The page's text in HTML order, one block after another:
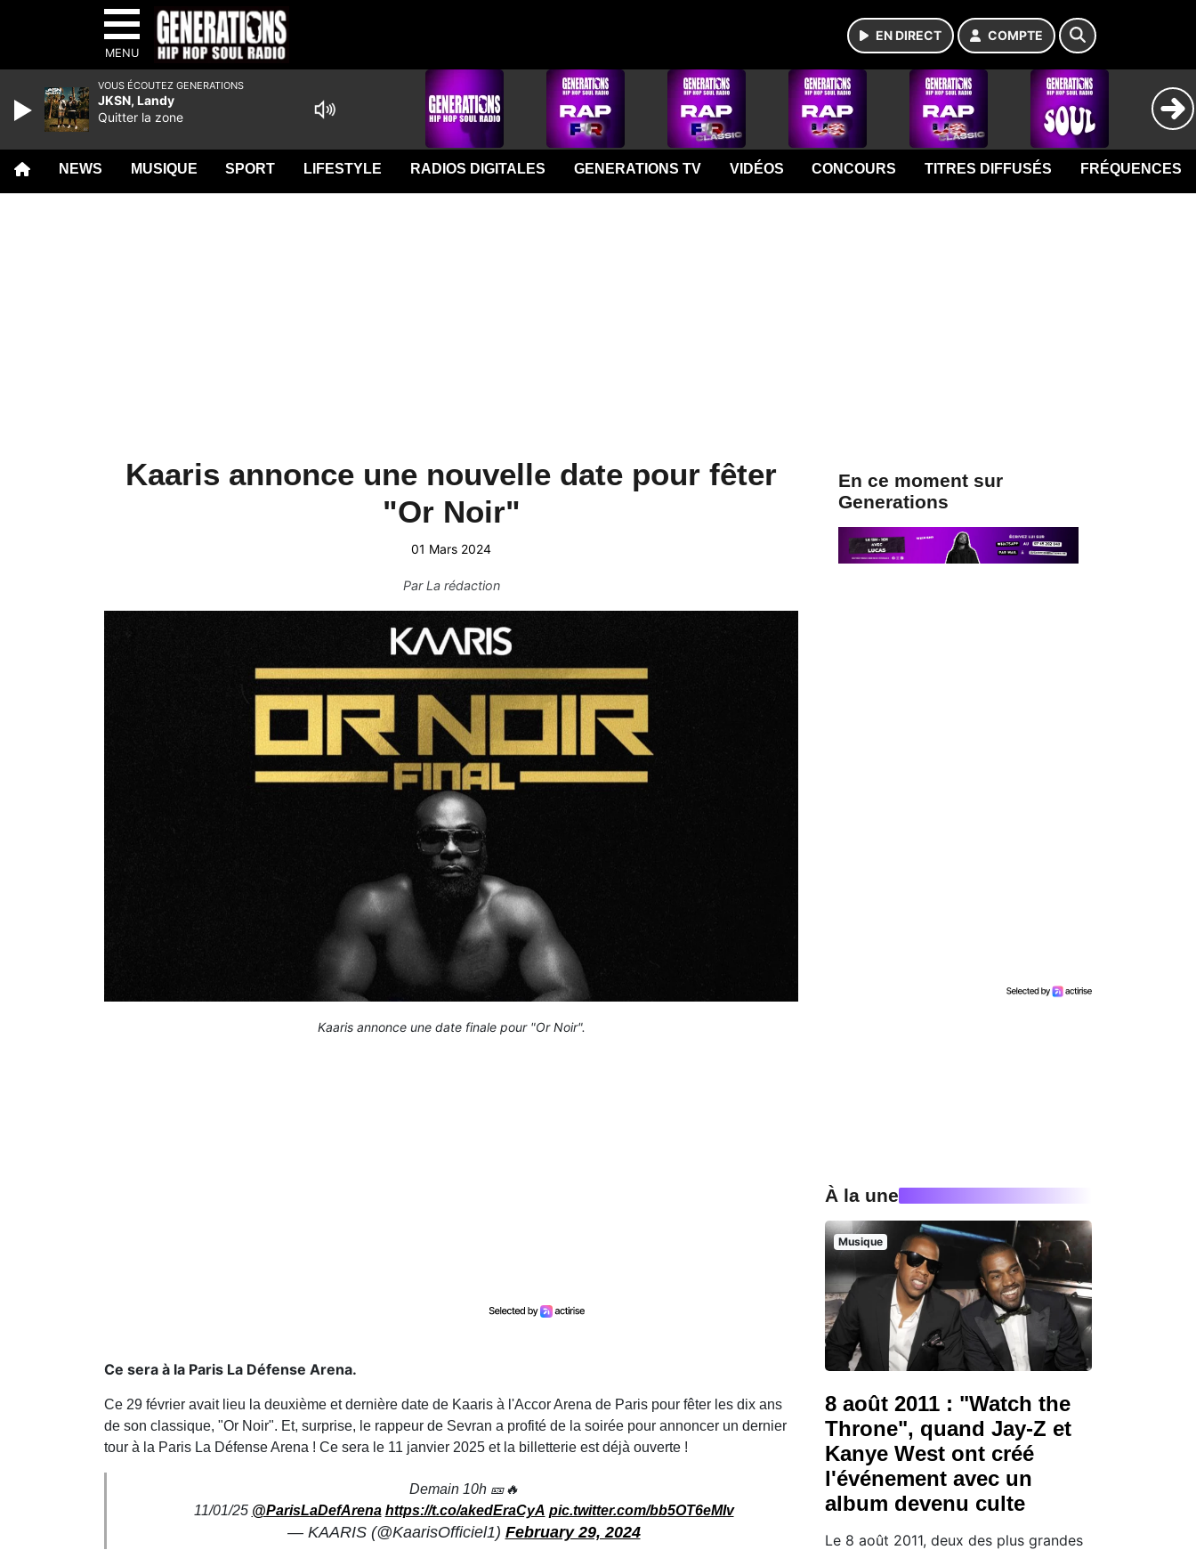
MENU
EN DIRECT COMPTE
NEWS MUSIQUE SPORT LIFESTYLE RADIOS DIGITALES GENERATIONS TV VIDÉOS CONCOURS TITRES DIFFUSÉS FRÉQUENCES
Kaaris annonce une nouvelle date pour fêter
"Or Noir"
01 Mars 2024
ParLa rédaction
Kaaris annonce une date finale pour "Or Noir".
Ce sera à la Paris La Défense Arena.
Ce 29 février avait lieu la deuxième et dernière date de Kaaris à l'Accor Arena de Paris pour fêter les dix ans
de son classique, "Or Noir". Et, surprise, le rappeur de Sevran a profité de la soirée pour annoncer un dernier
tour à la Paris La Défense Arena ! Ce sera le 11 janvier 2025 et la billetterie est déjà ouverte !
Demain 10h 🎫🔥
11/01/25 @ParisLaDefArena https://t.co/akedEraCyA pic.twitter.com/bb5OT6eMIv
— KAARIS (@KaarisOfficiel1) February 29, 2024
En ce moment sur
Generations
À la une
Musique
8 août 2011 : "Watch the
Throne", quand Jay-Z et
Kanye West ont créé
l'événement avec un
album devenu culte
Le 8 août 2011, deux des plus grandes
VOUS ÉCOUTEZ GENERATIONS
JKSN, Landy
Quitter la zone